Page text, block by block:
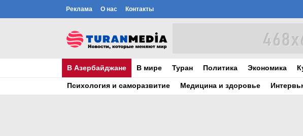
Реклама О нас Контакты
В Азербайджане В мире Туран Политика Экономика
Психология и саморазвитие Медицина и здоровье